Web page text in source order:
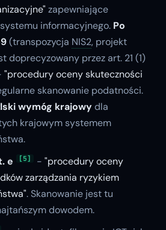
zapewniające
informacyjnego. Po
(transpozycja NIS2, projekt
doprecyzowany przez art. 21 (1)
"procedury oceny skuteczności
skanowanie podatności.
wymóg krajowydla
krajowym systemem
e [5] - "procedury oceny
zarządzania ryzykiem
. Skanowanie jest tu
dowodem.